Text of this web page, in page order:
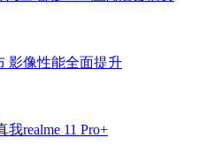
影像性能全面提升
realme 11 Pro+